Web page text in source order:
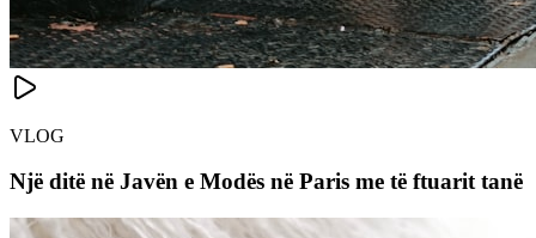
VLOG
Një ditë në Javën e Modës në Paris me të ftuarit tanë